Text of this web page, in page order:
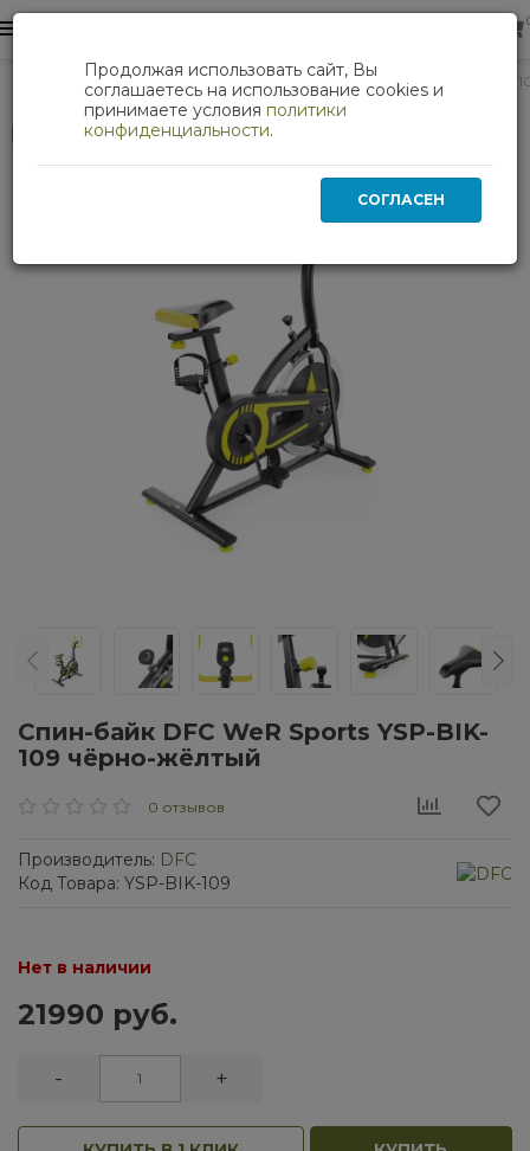
Кардиотренажеры Спин-байк DFC WeR Sports YSP-BIK-
Нет в наличии
Спин-байк DFC WeR Sports YSP-BIK-
109 чёрно-жёлтый
0 отзывов
Производитель: DFC
Код Товара: YSP-BIK-109
Нет в наличии
21990 руб.
- +
Продолжая использовать сайт, Вы
соглашаетесь на использование cookies и
принимаете условия политики
конфиденциальности.
СОГЛАСЕН